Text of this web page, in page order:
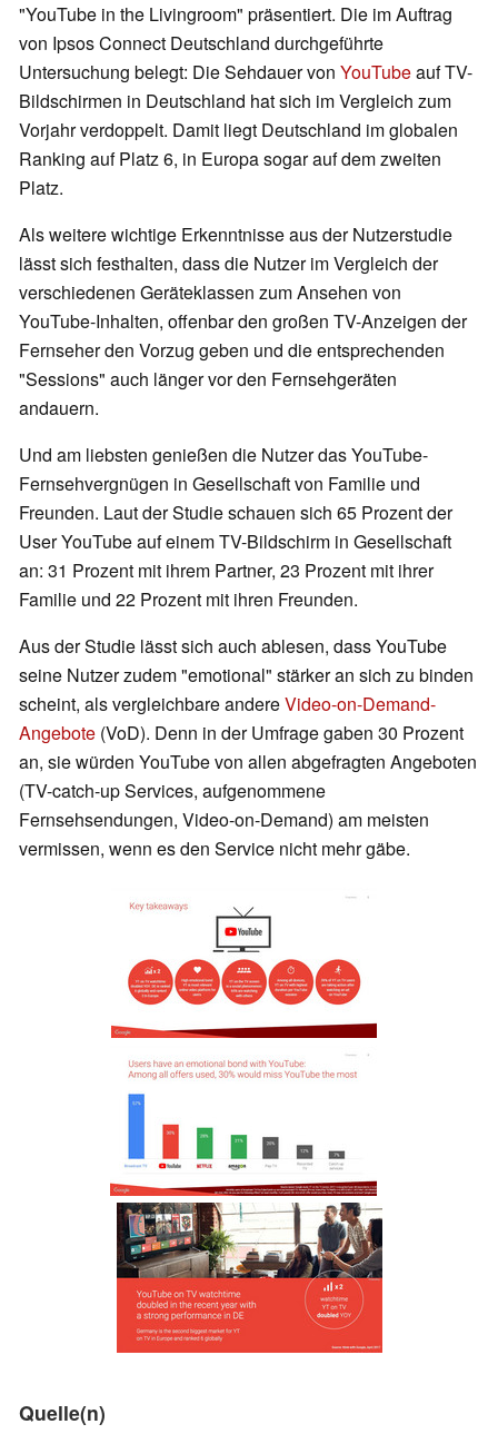
"YouTube in the Livingroom" präsentiert. Die im Auftrag
von Ipsos Connect Deutschland durchgeführte
Untersuchung belegt: Die Sehdauer von YouTubeauf TV-
Bildschirmen in Deutschland hat sich im Vergleich zum
Vorjahr verdoppelt. Damit liegt Deutschland im globalen
Ranking auf Platz 6, in Europa sogar auf dem zweiten
Platz.
Als weitere wichtige Erkenntnisse aus der Nutzerstudie
lässt sich festhalten, dass die Nutzer im Vergleich der
verschiedenen Geräteklassen zum Ansehen von
YouTube-Inhalten, offenbar den großen TV-Anzeigen der
Fernseher den Vorzug geben und die entsprechenden
"Sessions" auch länger vor den Fernsehgeräten
andauern.
Und am liebsten genießen die Nutzer das YouTube-
Fernsehvergnügen in Gesellschaft von Familie und
Freunden. Laut der Studie schauen sich 65 Prozent der
User YouTube auf einem TV-Bildschirm in Gesellschaft
an: 31 Prozent mit ihrem Partner, 23 Prozent mit ihrer
Familie und 22 Prozent mit ihren Freunden.
Aus der Studie lässt sich auch ablesen, dass YouTube
seine Nutzer zudem "emotional" stärker an sich zu binden
scheint, als vergleichbare andereVideo-on-Demand-
Angebote (VoD). Denn in der Umfrage gaben 30 Prozent
an, sie würden YouTube von allen abgefragten Angeboten
(TV-catch-up Services, aufgenommene
Fernsehsendungen, Video-on-Demand) am meisten
vermissen, wenn es den Service nicht mehr gäbe.
Quelle(n)